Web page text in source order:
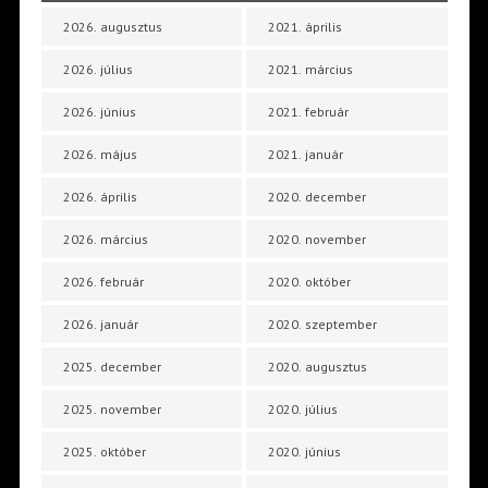
2026. augusztus
2026. július
2026. június
2026. május
2026. április
2026. március
2026. február
2026. január
2025. december
2025. november
2025. október
2021. április
2021. március
2021. február
2021. január
2020. december
2020. november
2020. október
2020. szeptember
2020. augusztus
2020. július
2020. június